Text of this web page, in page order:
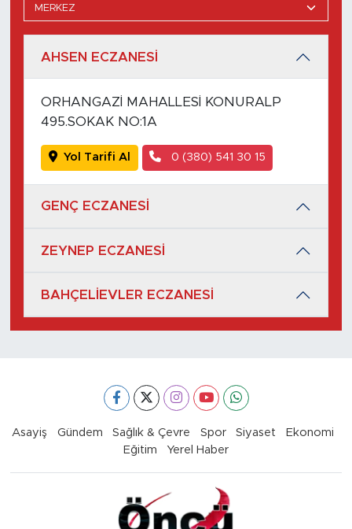
AHSEN ECZANESİ
ORHANGAZİ MAHALLESİ KONURALP
495.SOKAK NO:1A
Yol Tarifi Al 0 (380) 541 30 15
GENÇ ECZANESİ
ZEYNEP ECZANESİ
BAHÇELİEVLER ECZANESİ
Asayiş Gündem Sağlık & Çevre Spor Siyaset
Ekonomi
Eğitim
Yerel Haber